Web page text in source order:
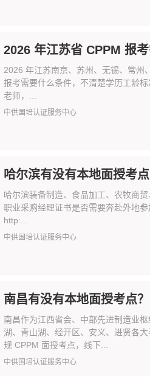
2026 年江苏省 CPPM 报
2026 年江苏南京、苏州、无锡、常州
报考需要什么条件，不清楚学历工龄
老师，...
中供国培认证服务中心
哈尔滨有没有本地面授考点
哈尔滨装备制造、食品加工、农牧商
职业采购经理证书是否需要奔赴外地
http:...
中供国培认证服务中心
南昌有没有本地面授考点？
南昌作为江西省会、中部先进制造业
湖、青山湖、经开区、安义、进贤各
规 CPPM 面授考点，线下...
中供国培认证服务中心